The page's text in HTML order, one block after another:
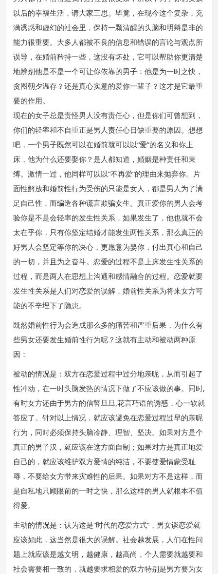
以后的幸福生活，请大家三思。毕竟，在现今这个复杂，充
满诱惑和虚幻的社会里，保持一颗清醒的头脑和明辩是非的
能力很重要。大多人都被不良的信息和错误的言论与观点所
误导，在婚前矜持一些，这没有坏处，它可以帮助你更清楚
地辨别他是不是一个可让你依靠的男子：他是为一时之快，
贪图朝夕温存？还是真心实意的爱你一辈子？这才是它最重
要的作用。
现在的女子总是责怪男人没有责任心，但是你们可曾想到，
你们的轻率和不自重正是男人责任心日缺重要的原因。想想
吧，一个男子既然可以在婚前就可以以“爱”的名义和你上
床，他为什么还要娶你？是人都知道，婚姻是种责任和束
缚。激情一过，他同样可以以“不再爱”的理由来抛弃你。片
面性解放和婚前性行为受伤的只能是女人，都是男人为了满
足自己性，而编造各种谎言欺骗女生。真正爱你的男人会考
验你是不是会轻率的发生性关系，如果发生了，他也就不会
太在乎你，只有你坚定结婚才能发生两性关系，那么真正的
好男人会坚定等你的决心，更愿意为娶你，付出真心和自己
的一切，并且为之奋斗。恋爱的过程不是上床发生性关系的
过程，而是两人在思想上沟通和感情融合的过程。恋爱就要
发生性关系是人们对恋爱的误解，婚前性关系为将来女方可
能的不辛埋下了隐患。
既然婚前性行为会造成那么多的痛苦和严重后果，为什么有
些男女还要发生婚前性行为呢？这就有主动和被动两种原
因：
被动的情况是：双方在恋爱过程中过分地亲昵，从而引起了
性冲动，在一时头脑发热的情况下做了不应该做的事。同时,
有时女方还由于男方的信誓旦旦,花言巧语的诱惑，心一软就
答应了。针对以上情况，就应该避免在恋爱过程过早的亲昵
行为，同时必须保持头脑冷静、理智、坚决。如果对方是个
真正的男子汉，就应该在这方面自制；如果对方是真正地爱
自己的，就应该维护双方爱情的纯洁，不要使爱情蒙受耻
辱，不要给女方带来灾难性的后果。如果对方不是这样，而
是自私地只顾眼前的一时之快，那么这样的男人就根本不值
得爱。
主动的情况是：认为这是“时代的恋爱方式”，男女谈恋爱就
应该如此，这当然是很大的误解。社会越发展，人们在性问
题上就应该是越文明，越健康，越高尚，个人需要就越要和
社会需要相一致的，就越要求相爱的双方特别是男方要为女